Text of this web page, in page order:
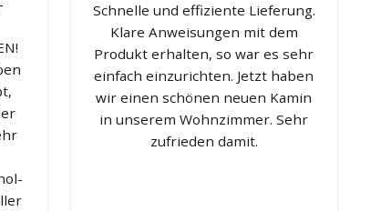
Schnelle und effiziente Lieferung.
Klare Anweisungen mit dem
Produkt erhalten, so war es sehr
einfach einzurichten. Jetzt haben
wir einen schönen neuen Kamin
in unserem Wohnzimmer. Sehr
zufrieden damit.